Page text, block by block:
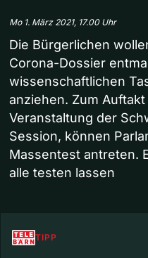
Mo 1. März 2021, 17.00 Uhr
Die Bürgerlichen
Corona-Dossier
wissenschaftlichen
anziehen. Zum
Veranstaltung der
Session, können
Massentest antreten.
alle testen lassen
TIPP